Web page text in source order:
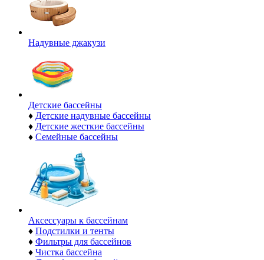
Надувные джакузи
Детские бассейны
♦ Детские надувные бассейны
♦ Детские жесткие бассейны
♦ Семейные бассейны
Аксессуары к бассейнам
♦ Подстилки и тенты
♦ Фильтры для бассейнов
♦ Чистка бассейна